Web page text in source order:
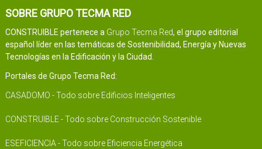
SOBRE GRUPO TECMA RED
CONSTRUIBLE pertenece a Grupo Tecma Red, el grupo editorial
español líder en las temáticas de Sostenibilidad, Energía y Nuevas
Tecnologías en la Edificación y la Ciudad.
Portales de Grupo Tecma Red:
CASADOMO - Todo sobre Edificios Inteligentes
CONSTRUIBLE - Todo sobre Construcción Sostenible
ESEFICIENCIA - Todo sobre Eficiencia Energética